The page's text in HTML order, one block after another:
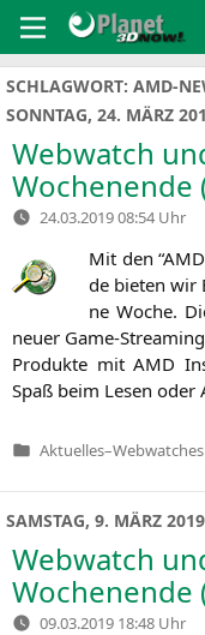
Inhalt
springen
SCHLAGWORT: AMD-
SONNTAG, 24. MÄRZ
Webwatch
Wochenende
24.03.2019 08:54 Uhr
Mit den
de bie­ten wir
ne Woche.
neu­er Game-
Pro­duk­te mit AMD
Spaß beim Lesen oder
Veröffentlicht
Aktuelles–Webwatches
SAMSTAG, 9. MÄRZ 2019
Webwatch
Wochenende
09.03.2019 18:48 Uhr